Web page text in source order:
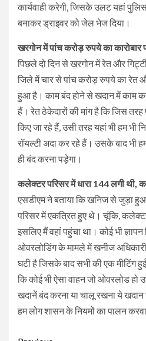
कार्यवाही करेगी, जिसके उलट यहां
बनाकर ड्राइवर को जेल भेज दिया।
खरगोन में पांच करोड़ रुपये का कारोबार
पिछले दो दिन से खरगोन में रेत और
जिले में चार से पांच करोड़ रुपये का रेत
हुआ है। काम बंद होने से खदान में काम
हैं। रेत ठेकेदारों की मांग है कि जिस
किए जा रहे हैं, उसी तरह यहां भी हम भी
रॉयल्टी अदा कर रहे हैं। उसके बाद भी
ही बंद करना पड़ेगा।
कलेक्टर परिसर में धारा 144 लगी थी,
एसडीएम ने बताया कि खनिज से जुड़ा
परिसर में एकत्रित हुए थे। चूंकि,
इसलिए मैं वहां पहुंचा था। कोई भी
ओवरलोडिंग के मामले में खनीज
घटी है जिसके बाद सभी की एक मीटिंग
कि कोई भी ऐसा वाहन जो ओवरलोड हो
खदानें बंद करना या चालू रखना ये खदान
हम लोग शासन के नियमों का पालन